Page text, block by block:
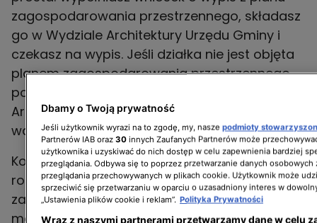
zagospodarowania przestrzennego, składasz
go w Wydziale Architektury Urzędu Gminy i
czekasz na wypis. Jeśli działka nie jest objęta
planem zagospodarowania przestrzennego,
powinieneś zwrócić się do Wydziału
Architektury z prośbą o wydanie decyzji o
warunkach zabudowy terenu.
Kolejny krok to przygotowanie projektu i
rozrysowanie go na Twojej działce. Gdy już to
załatwisz, możesz zająć się doprowadzeniem
mediów do działki. Jak to zrobić? Wystarczy
Dbamy o Twoją prywatność
Jeśli użytkownik wyrazi na to zgodę, my, nasze podmioty
Partnerów IAB oraz 30 innych Zaufanych Partnerów może
użytkownika i uzyskiwać do nich dostęp w celu zapewnienia bardziej
przeglądania. Odbywa się to poprzez przetwarzanie danych osobowych
przeglądania przechowywanych w plikach cookie. Użytkownik może
sprzeciwić się przetwarzaniu w oparciu o uzasadniony interes w
„Ustawienia plików cookie i reklam”. Polityka Prywatności
Wraz z naszymi partnerami przetwarzamy dane w celu